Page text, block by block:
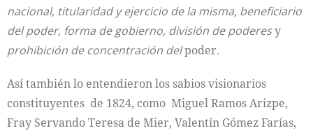
nacional, titularidad y ejercicio de la misma, beneficiario
del poder, forma de gobierno, división de poderesy
prohibición de concentración delpoder.
Así también lo entendieron los sabios visionarios
constituyentes de 1824, como Miguel Ramos Arizpe,
Fray Servando Teresa de Mier, Valentín Gómez Farías,